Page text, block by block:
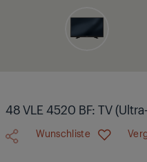
48 VLE 4520 BF: TV
Wunschliste